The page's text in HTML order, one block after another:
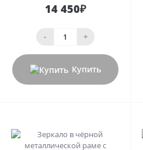
14 450₽
- +
Купить